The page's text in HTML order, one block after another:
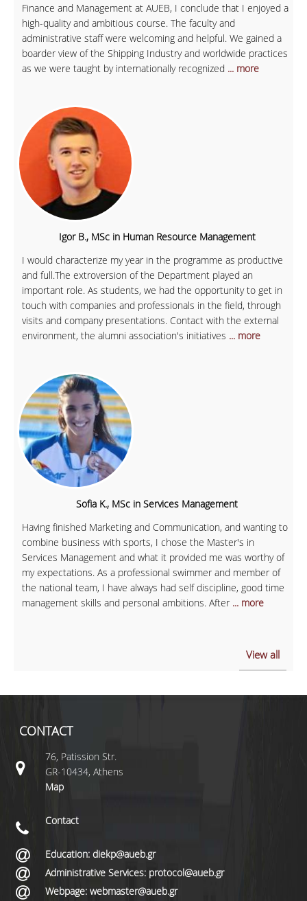
Finance and Management at AUEB, I conclude that I enjoyed a
high-quality and ambitious course. The faculty and
administrative staff were welcoming and helpful. We gained a
boarder view of the Shipping Industry and worldwide practices
as we were taught by internationally recognized ... more
Igor B., MSc in Human Resource Management
I would characterize my year in the programme as productive
and full.The extroversion of the Department played an
important role. As students, we had the opportunity to get in
touch with companies and professionals in the field, through
visits and company presentations. Contact with the external
environment, the alumni association's initiatives ... more
Sofia K., MSc in Services Management
Having finished Marketing and Communication, and wanting to
combine business with sports, I chose the Master's in
Services Management and what it provided me was worthy of
my expectations. As a professional swimmer and member of
the national team, I have always had self discipline, good time
management skills and personal ambitions. After ... more
View all
CONTACT
76, Patission Str.
GR-10434, Athens
Map
Contact
Education: diekp@aueb.gr
Administrative Services: protocol@aueb.gr
Webpage: webmaster@aueb.gr